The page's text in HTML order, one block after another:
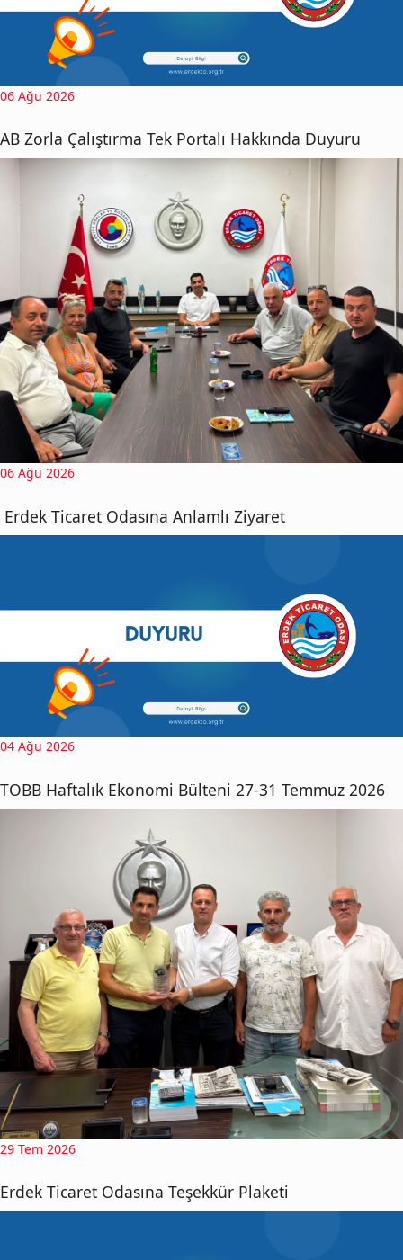
06 Ağu 2026
AB Zorla Çalıştırma Tek Portalı Hakkında Duyuru
06 Ağu 2026
Erdek Ticaret Odasına Anlamlı Ziyaret
04 Ağu 2026
TOBB Haftalık Ekonomi Bülteni 27-31 Temmuz 2026
29 Tem 2026
Erdek Ticaret Odasına Teşekkür Plaketi